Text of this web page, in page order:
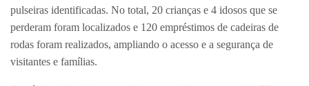
pulseiras identificadas. No total, 20 crianças e 4 idosos que se
perderam foram localizados e 120 empréstimos de cadeiras de
rodas foram realizados, ampliando o acesso e a segurança de
visitantes e famílias.